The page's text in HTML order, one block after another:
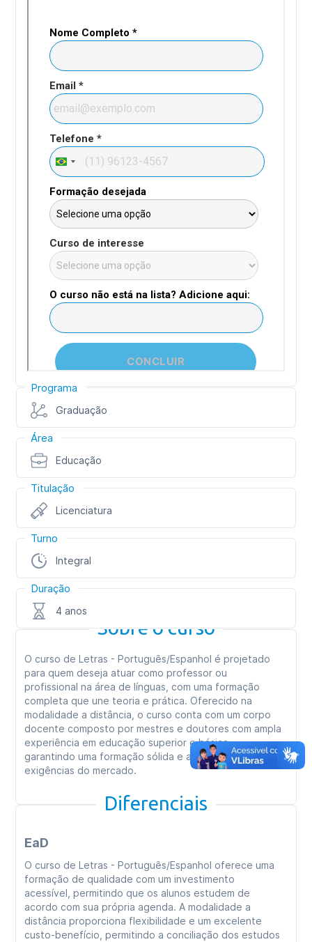
Programa
Graduação
Área
Educação
Titulação
Licenciatura
Turno
Integral
Duração
4 anos
Sobre o curso
O curso de Letras - Português/Espanhol é projetado
para quem deseja atuar como professor ou
profissional na área de línguas, com uma formação
completa que une teoria e prática. Oferecido na
modalidade a distância, o curso conta com um corpo
docente composto por mestres e doutores com ampla
experiência em educação superior e básica,
garantindo uma formação sólida e alinhada às
exigências do mercado.
Diferenciais
EaD
O curso de Letras - Português/Espanhol oferece uma
formação de qualidade com um investimento
acessível, permitindo que os alunos estudem de
acordo com sua própria agenda. A modalidade a
distância proporciona flexibilidade e um excelente
custo-benefício, permitindo a conciliação dos estudos